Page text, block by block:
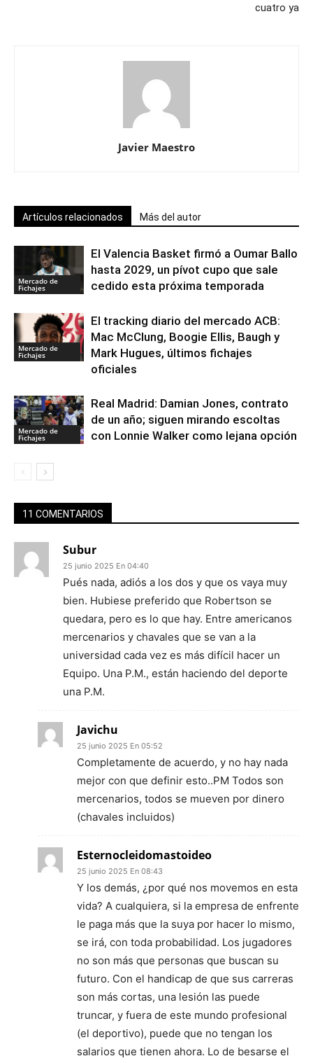
cuatro ya
Javier Maestro
Artículos relacionados Más del autor
Mercado de
Fichajes
El Valencia Basket firmó a Oumar Ballo
hasta 2029, un pívot cupo que sale
cedido esta próxima temporada
Mercado de
Fichajes
El tracking diario del mercado ACB:
Mac McClung, Boogie Ellis, Baugh y
Mark Hugues, últimos fichajes
oficiales
Mercado de
Fichajes
Real Madrid: Damian Jones, contrato
de un año; siguen mirando escoltas
con Lonnie Walker como lejana opción
11 COMENTARIOS
Subur
25 junio 2025 En 04:40
Pués nada, adiós a los dos y que os vaya muy
bien. Hubiese preferido que Robertson se
quedara, pero es lo que hay. Entre americanos
mercenarios y chavales que se van a la
universidad cada vez es más difícil hacer un
Equipo. Una P.M., están haciendo del deporte
una P.M.
Javichu
25 junio 2025 En 05:52
Completamente de acuerdo, y no hay nada
mejor con que definir esto..PM Todos son
mercenarios, todos se mueven por dinero
(chavales incluidos)
Esternocleidomastoideo
25 junio 2025 En 08:43
Y los demás, ¿por qué nos movemos en esta
vida? A cualquiera, si la empresa de enfrente
le paga más que la suya por hacer lo mismo,
se irá, con toda probabilidad. Los jugadores
no son más que personas que buscan su
futuro. Con el handicap de que sus carreras
son más cortas, una lesión las puede
truncar, y fuera de este mundo profesional
(el deportivo), puede que no tengan los
salarios que tienen ahora. Lo de besarse el